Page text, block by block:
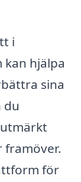
i
kan hjälpa
sina
du
framöver.
för